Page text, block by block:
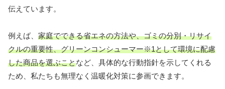
伝えています。
例えば、 家庭でできる省エネの方法や、ゴミの分別・リサイ
クルの重要性、グリーンコンシューマー※1として環境に配慮
した商品を選ぶことなど、具体的な行動指針を示してくれる
ため、私たちも無理なく温暖化対策に参画できます。